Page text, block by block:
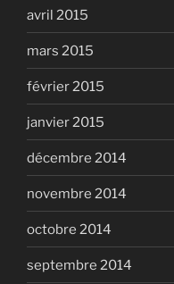
avril 2015
mars 2015
février 2015
janvier 2015
décembre 2014
novembre 2014
octobre 2014
septembre 2014